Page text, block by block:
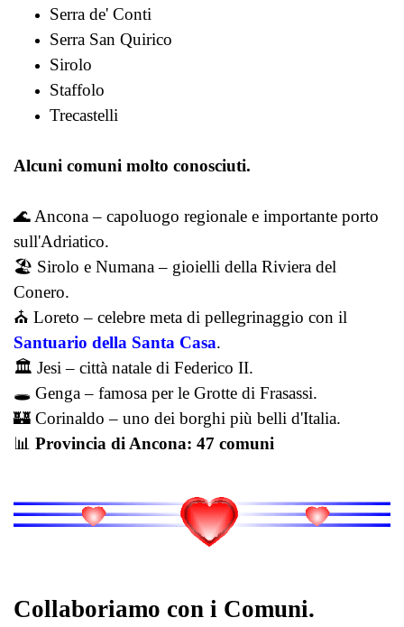
Serra de' Conti
Serra San Quirico
Sirolo
Staffolo
Trecastelli
Alcuni comuni molto conosciuti.
🌊 Ancona – capoluogo regionale e importante porto
sull'Adriatico.
🏖️ Sirolo e Numana – gioielli della Riviera del
Conero.
⛪ Loreto – celebre meta di pellegrinaggio con il
Santuario della Santa Casa.
🏛️ Jesi – città natale di Federico II.
🕳️ Genga – famosa per le Grotte di Frasassi.
🏰 Corinaldo – uno dei borghi più belli d'Italia.
📊 Provincia di Ancona: 47 comuni
Collaboriamo con i Comuni.